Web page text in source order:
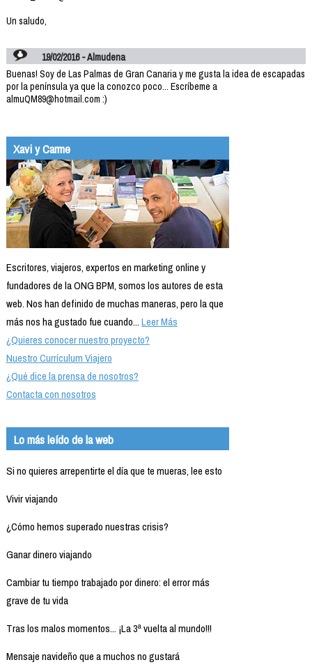
Un saludo,
19/02/2016 - Almudena
Buenas! Soy de Las Palmas de Gran Canaria y me gusta la idea de escapadas
por la península ya que la conozco poco... Escríbeme a
almuQM89@hotmail.com :)
Xavi y Carme
Escritores, viajeros, expertos en marketing online y
fundadores de la ONG BPM, somos los autores de esta
web. Nos han definido de muchas maneras, pero la que
más nos ha gustado fue cuando...Leer Más
¿Quieres conocer nuestro proyecto?
Nuestro Currículum Viajero
¿Qué dice la prensa de nosotros?
Contacta con nosotros
Lo más leído de la web
Si no quieres arrepentirte el día que te mueras, lee esto
Vivir viajando
¿Cómo hemos superado nuestras crisis?
Ganar dinero viajando
Cambiar tu tiempo trabajado por dinero: el error más
grave de tu vida
Tras los malos momentos... ¡La 3ª vuelta al mundo!!!
Mensaje navideño que a muchos no gustará